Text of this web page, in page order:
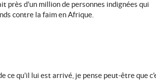
près d'un million de personnes indignées qui
contre la faim en Afrique.
ce qu'il lui est arrivé, je pense peut-être que